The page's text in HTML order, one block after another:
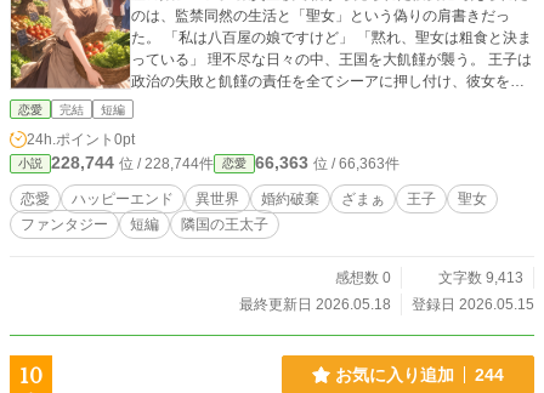
のは、監禁同然の生活と「聖女」という偽りの肩書きだっ
た。 「私は八百屋の娘ですけど」 「黙れ、聖女は粗食と決ま
っている」 理不尽な日々の中、王国を大飢饉が襲う。 王子は
政治の失敗と飢饉の責任を全てシーアに押し付け、彼女を国
外追放した。 ボロボロの姿で国境の荒野へ放り出された彼女
は聖女ですか？」という問いに、彼女は嘘をつけず、正直に
自身の素性を告げた。 「いいえ、私はただの八百屋の娘で
す」 ——その誠実さこそが神の心を打ち、彼女の頭上に真な
る聖女の冠が輝く！ 本物の聖女（シーア）を失った母国が、
王子の暴政によって自滅し『修羅の国』へと崩壊していく
ストル殿下からのとろけるような激甘溺愛生活に包まれ、最
高に幸せになるのだった。
恋愛 完結 短編
24h.ポイント 0pt
小説 228,744 位 / 228,744件 恋愛 66,363 位 / 66,363件
恋愛 ハッピーエンド 異世界 婚約破棄 ざまぁ 王子
聖女
ファンタジー
短編 隣国の王太子
感想数 0
文字数 9,413
最終更新日 2026.05.18
登録日 2026.05.15
10 お気に入り追加 244